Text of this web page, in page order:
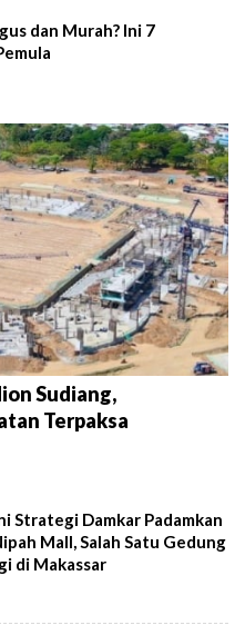
dan Murah? Ini 7
Sudiang,
Terpaksa
Strategi Damkar Padamkan
Mall, Salah Satu Gedung
di Makassar